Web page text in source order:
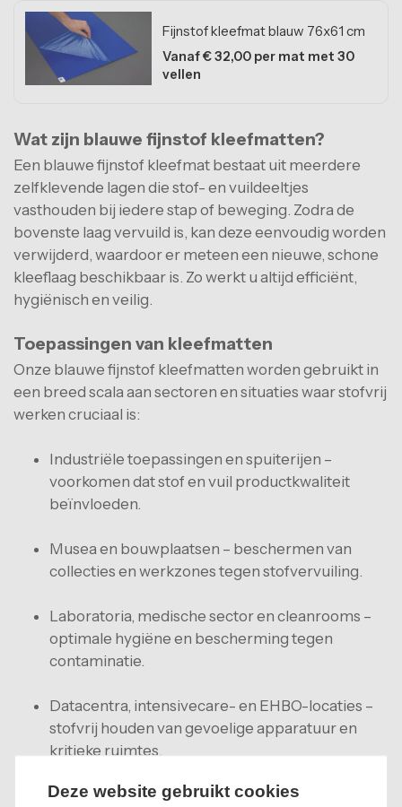
Fijnstof kleefmat blauw 76x61 cm
Vanaf € 32,00 per mat met 30
vellen
Wat zijn blauwe fijnstof kleefmatten?
Een blauwe fijnstof kleefmat bestaat uit meerdere
zelfklevende lagen die stof- en vuildeeltjes
vasthouden bij iedere stap of beweging. Zodra de
bovenste laag vervuild is, kan deze eenvoudig worden
verwijderd, waardoor er meteen een nieuwe, schone
kleeflaag beschikbaar is. Zo werkt u altijd efficiënt,
hygiënisch en veilig.
Toepassingen van kleefmatten
Onze blauwe fijnstof kleefmatten worden gebruikt in
een breed scala aan sectoren en situaties waar stofvrij
werken cruciaal is:
Industriële toepassingen en spuiterijen –
voorkomen dat stof en vuil productkwaliteit
beïnvloeden.
Musea en bouwplaatsen – beschermen van
collecties en werkzones tegen stofvervuiling.
Laboratoria, medische sector en cleanrooms –
optimale hygiëne en bescherming tegen
contaminatie.
Datacentra, intensivecare- en EHBO-locaties –
stofvrij houden van gevoelige apparatuur en
kritieke ruimtes.
Automotive- en luchtvaartindustrie –
Deze website gebruikt cookies